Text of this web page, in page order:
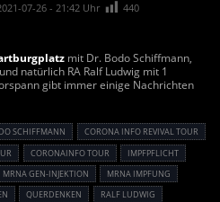
07-26 - 21:42 Uhr 440
mit Dr. Bodo Schiffmann,
natürlich RA Ralf Ludwig mit 1
gibt immer einige Nachrichten
SCHIFFMANN
CORONA INFO REVIVAL TOUR
CORONAINFO TOUR
IMPFPFLICHT
MRNA GEN-INJEKTION
MRNA IMPFUNG
QUERDENKEN
RALF LUDWIG